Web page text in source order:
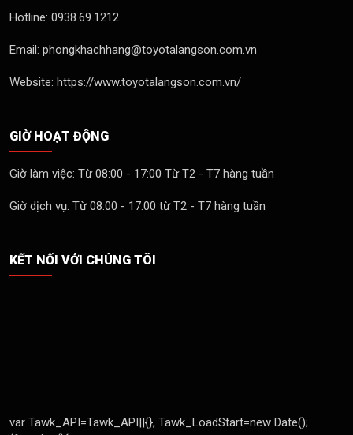
Hotline: 0938.69.1212
Email: phongkhachhang@toyotalangson.com.vn
Website: https://www.toyotalangson.com.vn/
GIỜ HOẠT ĐỘNG
Giờ làm việc: Từ 08:00 - 17:00 Từ T2 - T7 hàng tuần
Giờ dịch vụ: Từ 08:00 - 17:00 từ T2 - T7 hàng tuần
KẾT NỐI VỚI CHÚNG TÔI